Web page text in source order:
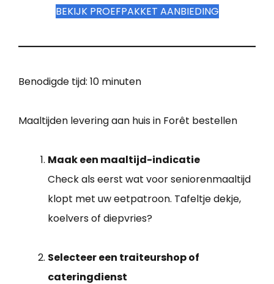
BEKIJK PROEFPAKKET AANBIEDING
Benodigde tijd: 10 minuten
Maaltijden levering aan huis in Forêt bestellen
Maak een maaltijd-indicatie
Check als eerst wat voor seniorenmaaltijd
klopt met uw eetpatroon. Tafeltje dekje,
koelvers of diepvries?
Selecteer een traiteurshop of
cateringdienst